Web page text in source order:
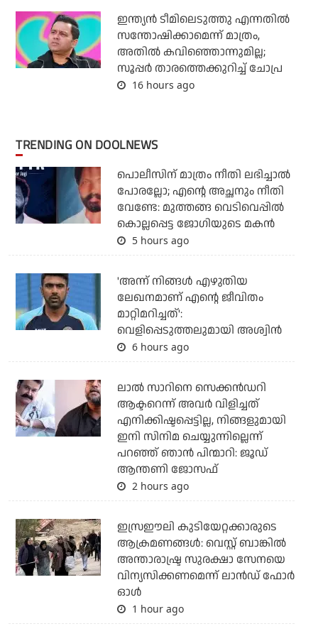
ഇന്ത്യന്‍ ടീമിലെടുത്തു എന്നതില്‍
സന്തോഷിക്കാമെന്ന് മാത്രം,
അതില്‍ കവിഞ്ഞൊന്നുമില്ല;
സൂപ്പര്‍ താരത്തെക്കുറിച്ച് ചോപ്ര
16 hours ago
TRENDING ON DOOLNEWS
പൊലീസിന് മാത്രം നീതി ലഭിച്ചാല്‍
പോരല്ലോ; എന്റെ അച്ഛനും നീതി
വേണ്ടേ: മുത്തങ്ങ വെടിവെപ്പില്‍
കൊല്ലപ്പെട്ട ജോഗിയുടെ മകന്‍
5 hours ago
'അന്ന് നിങ്ങള്‍ എഴുതിയ
ലേഖനമാണ് എന്റെ ജീവിതം
മാറ്റിമറിച്ചത്':
വെളിപ്പെടുത്തലുമായി അശ്വിന്‍
6 hours ago
ലാല്‍ സാറിനെ സെക്കന്‍ഡറി
ആക്ടറെന്ന് അവര്‍ വിളിച്ചത്
എനിക്കിഷ്ടപ്പെട്ടില്ല, നിങ്ങളുമായി
ഇനി സിനിമ ചെയ്യുന്നില്ലെന്ന്
പറഞ്ഞ് ഞാന്‍ പിന്മാറി: ജൂഡ്
ആന്തണി ജോസഫ്
2 hours ago
ഇസ്രഈലി കുടിയേറ്റക്കാരുടെ
ആക്രമണങ്ങള്‍: വെസ്റ്റ് ബാങ്കില്‍
അന്താരാഷ്ട്ര സുരക്ഷാ സേനയെ
വിന്യസിക്കണമെന്ന് ലാന്‍ഡ് ഫോര്‍
ഓള്‍
1 hour ago